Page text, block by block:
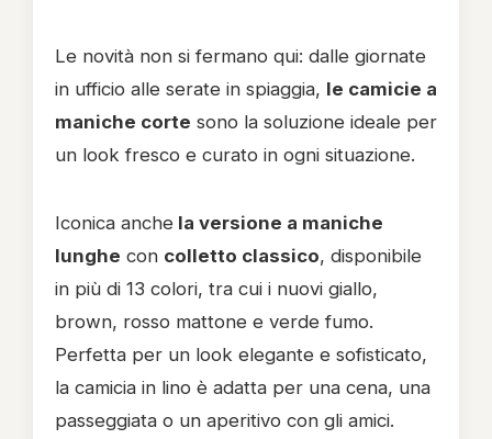
Le novità non si fermano qui: dalle giornate
in ufficio alle serate in spiaggia, le camicie a
maniche corte sono la soluzione ideale per
un look fresco e curato in ogni situazione.
Iconica anche la versione a maniche
lunghe con colletto classico, disponibile
in più di 13 colori, tra cui i nuovi giallo,
brown, rosso mattone e verde fumo.
Perfetta per un look elegante e sofisticato,
la camicia in lino è adatta per una cena, una
passeggiata o un aperitivo con gli amici.